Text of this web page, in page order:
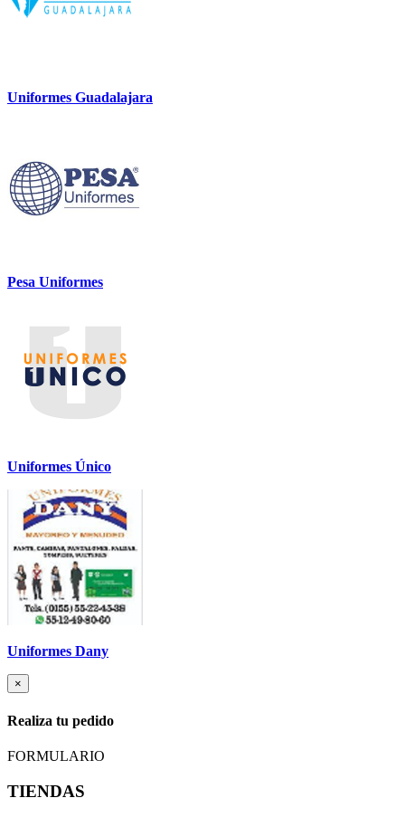
Uniformes Guadalajara
Pesa Uniformes
Uniformes Único
Uniformes Dany
×
Realiza tu pedido
FORMULARIO
TIENDAS